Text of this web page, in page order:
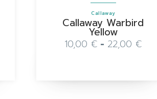
Callaway
Callaway Warbird
Yellow
10,00 € - 22,00 €